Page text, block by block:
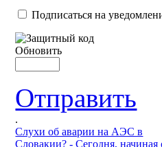
Подписаться на
Обновить
Отправить
.
Слухи об аварии на АЭС в
Словакии? - Сегодня, начиная